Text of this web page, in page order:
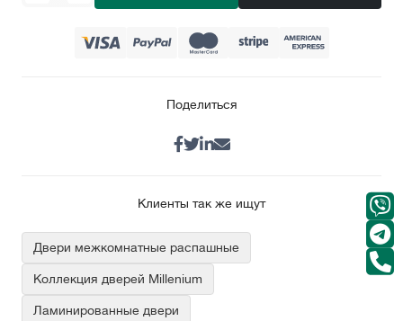
Поделиться
Клиенты так же ищут
Двери межкомнатные распашные
Коллекция дверей Millenium
Ламинированные двери